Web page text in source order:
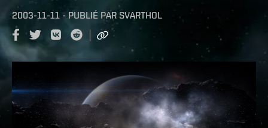
2003-11-11 - PUBLIÉ PAR SVARTHOL